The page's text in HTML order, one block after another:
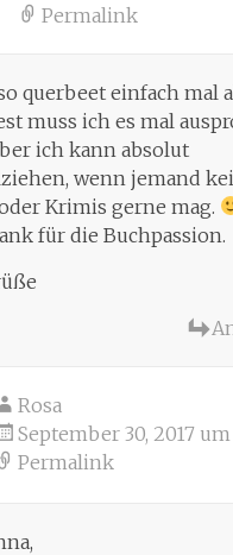
Permalink
querbeet einfach mal
muss ich es mal
ich kann absolut
wenn jemand
Krimis gerne mag.
für die Buchpassion.
Rosa
September 30, 2017 um
Permalink